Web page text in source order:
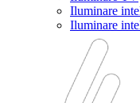
Iluminare
Iluminare